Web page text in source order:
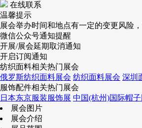
在线联系
温馨提示
展会举办时间和地点有一定的变更风险
微信公众号通知提醒
开展/展会延期取消通知
开启订阅通知
纺织面料相关热门展会
俄罗斯纺织面料展会 纺织面料展会 深圳
服饰配件相关热门展会
日本东京服装服饰展 中国(杭州)国际帽
展会图片
展会介绍